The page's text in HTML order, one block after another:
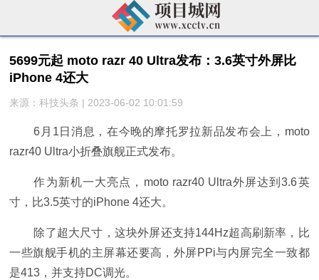
5699元起 moto razr 40 Ultra发布：3.6英寸外屏比
iPhone 4还大
来源：科技头条 | 2023-06-02 10:01:59
6月1日消息，在今晚的摩托罗拉新品发布会上，moto
razr40 Ultra小折叠旗舰正式发布。
作为新机一大亮点，moto razr40 Ultra外屏达到3.6英
寸，比3.5英寸的iPhone 4还大。
除了超大尺寸，这块外屏还支持144Hz超高刷新率，比
一些旗舰手机的主屏幕还要高，外屏PPi与内屏完全一致都
是413，并支持DC调光。